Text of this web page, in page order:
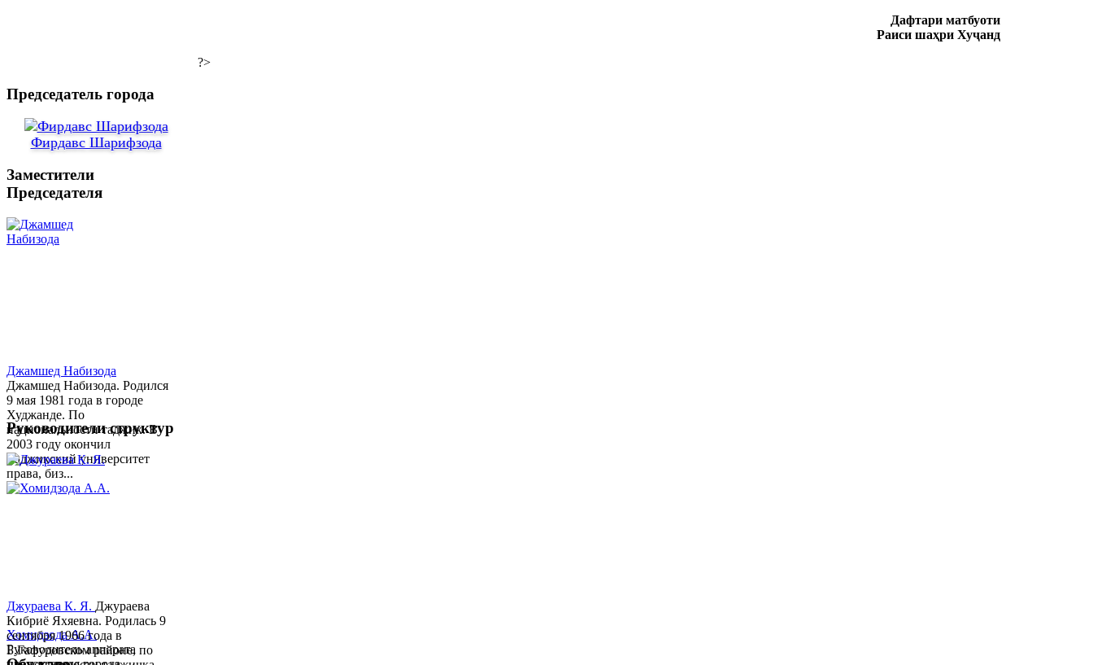
Дафтари матбуоти
Раиси шаҳри Хуҷанд
?>
Председатель города
Фирдавс Шарифзода
Заместители
Председателя
Джамшед Набизода
Джамшед Набизода. Родился
9 мая 1981 года в городе
Худжанде. По
национальности таджик. В
2003 году окончил
Таджикский университет
права, биз...
Хомидзода А.А.
Руководитель аппарата
Руководители структур
Джураева К. Я. Джураева
Кибриё Яхяевна. Родилась 9
сентября 1966 года в
Б.Гафуровском районе, по